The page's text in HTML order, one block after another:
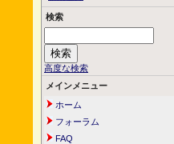
検索
高度な検索
メインメニュー
ホーム
フォーラム
FAQ